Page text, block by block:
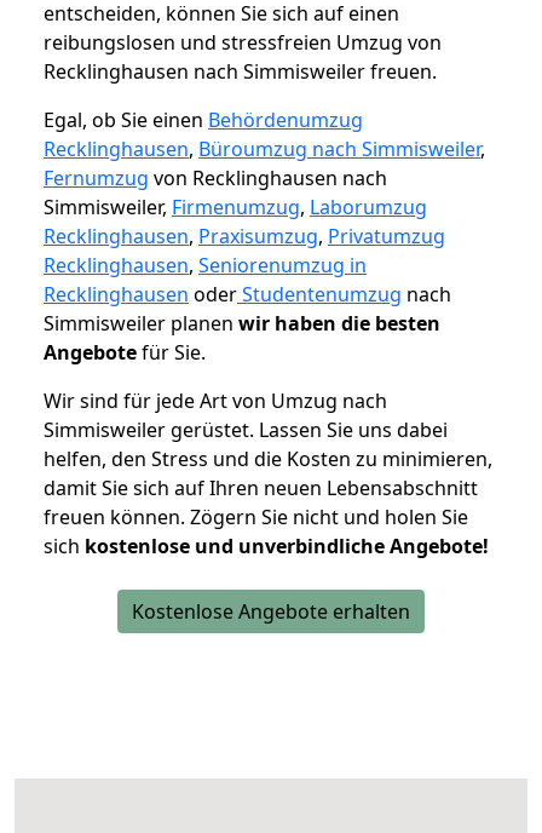
entscheiden, können Sie sich auf einen
reibungslosen und stressfreien Umzug von
Recklinghausen nach Simmisweiler freuen.
Egal, ob Sie einen Behördenumzug
Recklinghausen, Büroumzug nach Simmisweiler,
Fernumzug von Recklinghausen nach
Simmisweiler, Firmenumzug, Laborumzug
Recklinghausen, Praxisumzug, Privatumzug
Recklinghausen, Seniorenumzug in
Recklinghausen oderStudentenumzug nach
Simmisweiler planen wir haben die besten
Angebotefür Sie.
Wir sind für jede Art von Umzug nach
Simmisweiler gerüstet. Lassen Sie uns dabei
helfen, den Stress und die Kosten zu minimieren,
damit Sie sich auf Ihren neuen Lebensabschnitt
freuen können. Zögern Sie nicht und holen Sie
sich kostenlose und unverbindliche Angebote!
Kostenlose Angebote erhalten